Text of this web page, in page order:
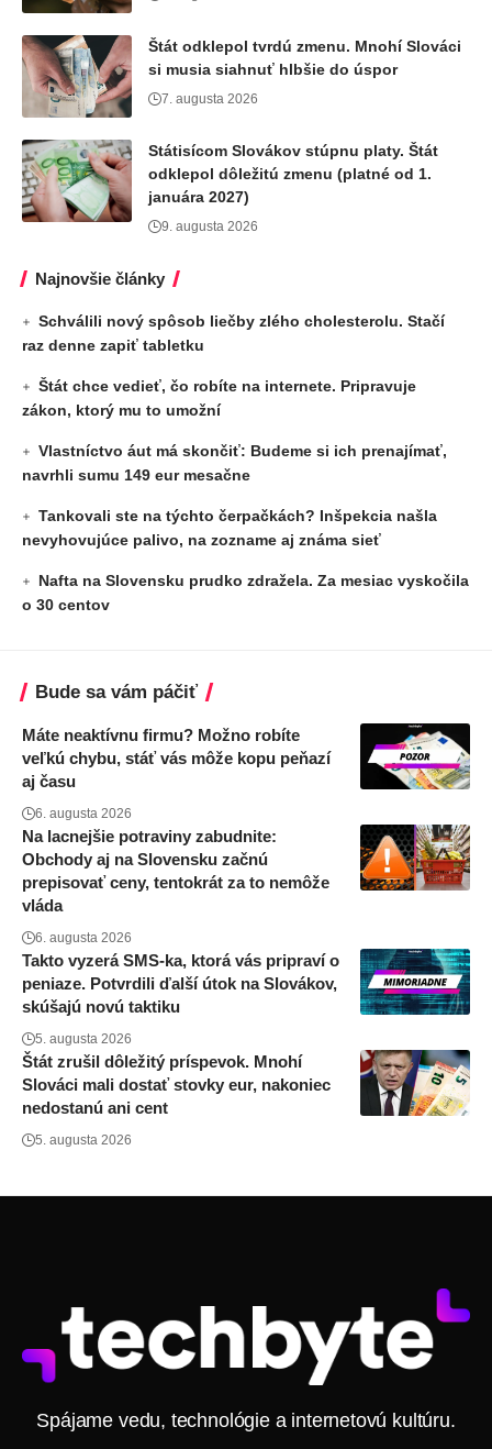
Štát odklepol tvrdú zmenu. Mnohí Slováci
si musia siahnuť hlbšie do úspor
7. augusta 2026
Státisícom Slovákov stúpnu platy. Štát
odklepol dôležitú zmenu (platné od 1.
januára 2027)
9. augusta 2026
Najnovšie články
Schválili nový spôsob liečby zlého cholesterolu. Stačí
raz denne zapiť tabletku
Štát chce vedieť, čo robíte na internete. Pripravuje
zákon, ktorý mu to umožní
Vlastníctvo áut má skončiť: Budeme si ich prenajímať,
navrhli sumu 149 eur mesačne
Tankovali ste na týchto čerpačkách? Inšpekcia našla
nevyhovujúce palivo, na zozname aj známa sieť
Nafta na Slovensku prudko zdražela. Za mesiac vyskočila
o 30 centov
Bude sa vám páčiť
Máte neaktívnu firmu? Možno robíte
veľkú chybu, stáť vás môže kopu peňazí
aj času
6. augusta 2026
Na lacnejšie potraviny zabudnite:
Obchody aj na Slovensku začnú
prepisovať ceny, tentokrát za to nemôže
vláda
6. augusta 2026
Takto vyzerá SMS-ka, ktorá vás pripraví o
peniaze. Potvrdili ďalší útok na Slovákov,
skúšajú novú taktiku
5. augusta 2026
Štát zrušil dôležitý príspevok. Mnohí
Slováci mali dostať stovky eur, nakoniec
nedostanú ani cent
5. augusta 2026
Spájame vedu, technológie a internetovú kultúru.